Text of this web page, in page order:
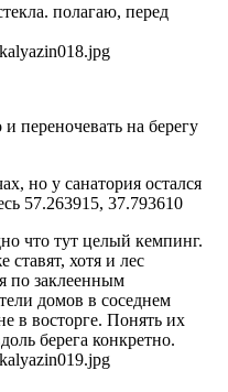
полагаю, перед
переночевать на берегу
но у санатория остался
57.263915, 37.793610
что тут целый кемпинг.
ставят, хотя и лес
по заклеенным
домов в соседнем
в восторге. Понять их
берега конкретно.